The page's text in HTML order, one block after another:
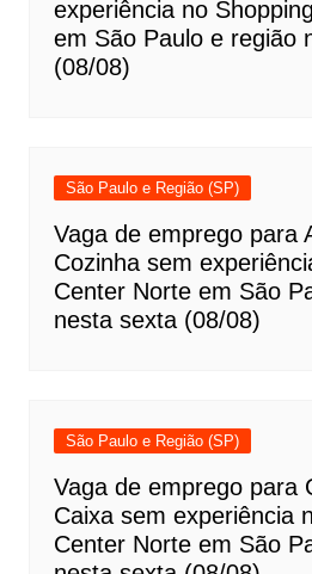
experiência no
em São Paulo e região
(08/08)
São Paulo e Região (SP)
Vaga de emprego para
Cozinha sem
Center Norte em São
nesta sexta (08/08)
São Paulo e Região (SP)
Vaga de emprego para
Caixa sem experiência
Center Norte em São